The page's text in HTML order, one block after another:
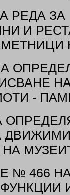
РЕДА
И
-
№ 466